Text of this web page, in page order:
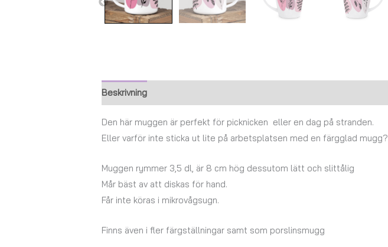
Beskrivning
Den här muggen är perfekt för picknicken eller en dag på stranden.
Eller varför inte sticka ut lite på arbetsplatsen med en färgglad mugg?
Muggen rymmer 3,5 dl, är 8 cm hög dessutom lätt och slittålig
Mår bäst av att diskas för hand.
Får inte köras i mikrovågsugn.
Finns även i fler färgställningar samt som porslinsmugg